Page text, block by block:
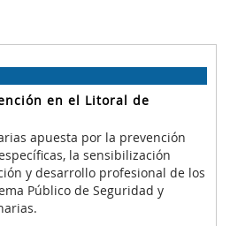
en el Litoral de
apuesta por la prevención
la sensibilización
y desarrollo profesional de los
Público de Seguridad y